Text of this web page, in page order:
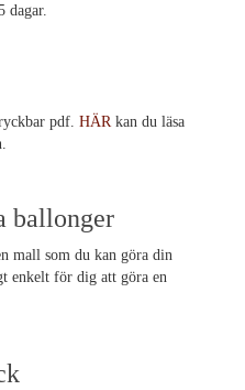
dagar.
pdf. HÄR kan du läsa
ballonger
mall som du kan göra din
enkelt för dig att göra en